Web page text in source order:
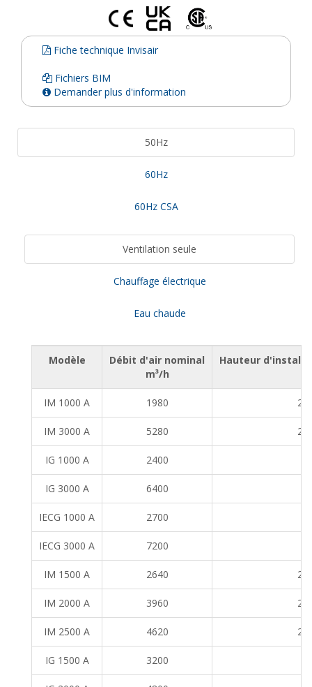
Fiche technique Invisair
Fichiers BIM
Demander plus d'information
50Hz
60Hz
60Hz CSA
Ventilation seule
Chauffage électrique
Eau chaude
Modèle
Débit d'air nominal
m³/h
Hauteur
IM 1000 A 1980
IM 3000 A 5280
IG 1000 A 2400
IG 3000 A 6400
IECG 1000 A 2700
IECG 3000 A 7200
IM 1500 A 2640
IM 2000 A 3960
IM 2500 A 4620
IG 1500 A 3200